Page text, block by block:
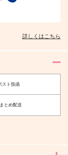
詳しくはこちら
スト投函
とめ配送